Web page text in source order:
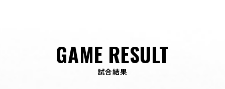
GAME RESULT
試合結果